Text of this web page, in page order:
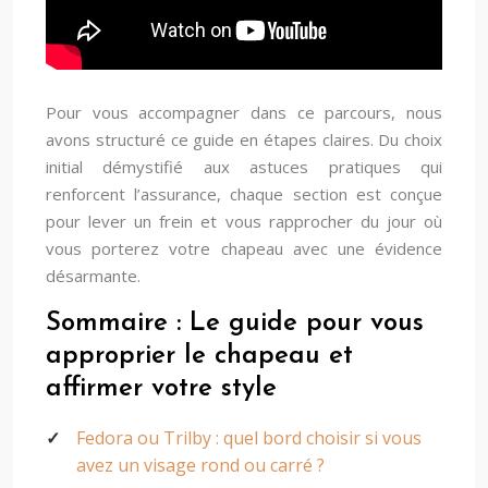
Pour vous accompagner dans ce parcours, nous
avons structuré ce guide en étapes claires. Du choix
initial démystifié aux astuces pratiques qui
renforcent l’assurance, chaque section est conçue
pour lever un frein et vous rapprocher du jour où
vous porterez votre chapeau avec une évidence
désarmante.
Sommaire : Le guide pour vous
approprier le chapeau et
affirmer votre style
Fedora ou Trilby : quel bord choisir si vous
avez un visage rond ou carré ?